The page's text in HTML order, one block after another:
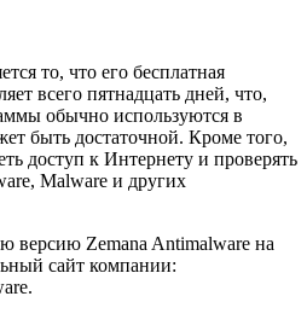
то, что его бесплатная
всего пятнадцать дней, что,
обычно используются в
быть достаточной. Кроме того,
доступ к Интернету и проверять
Malware и других
версию Zemana Antimalware на
сайт компании: